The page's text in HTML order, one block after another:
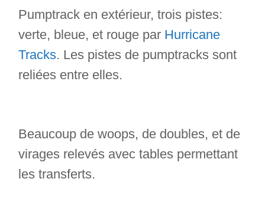
Pumptrack en extérieur, trois pistes:
verte, bleue, et rouge par Hurricane
Tracks. Les pistes de pumptracks sont
reliées entre elles.
Beaucoup de woops, de doubles, et de
virages relevés avec tables permettant
les transferts.